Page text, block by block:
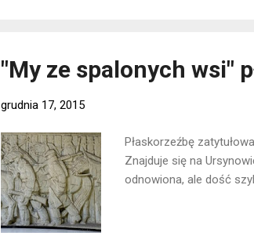
"My ze spalonych wsi"
grudnia 17, 2015
Płaskorzeźbę
Znajduje się na
odnowiona, ale dość